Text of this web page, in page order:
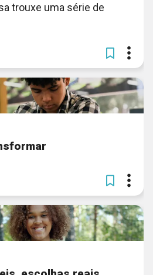
trouxe uma série de